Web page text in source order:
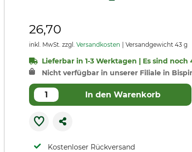
26,70
inkl. MwSt. zzgl. Versandkosten Versandgewicht 43 g
Lieferbar in 1-3 Werktagen | Es sind
Nicht verfügbar in unserer Filiale in
In den Warenkorb
Kostenloser Rückversand